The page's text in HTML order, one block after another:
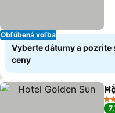
Obľúbená voľba
Vyberte dátumy a pozrite
ceny
3